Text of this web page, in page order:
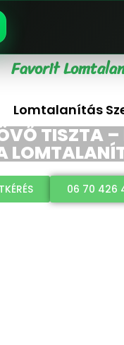
Favorit
Lomtalanítás
TISZTA –
06 70 426